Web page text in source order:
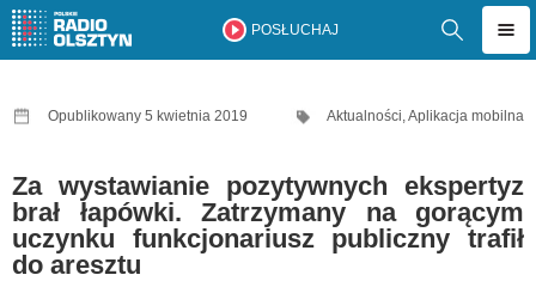
POSŁUCHAJ
Opublikowany 5 kwietnia 2019 Aktualności,Aplikacja mobilna
Za wystawianie pozytywnych ekspertyz
brał łapówki. Zatrzymany na gorącym
uczynku funkcjonariusz publiczny trafił
do aresztu